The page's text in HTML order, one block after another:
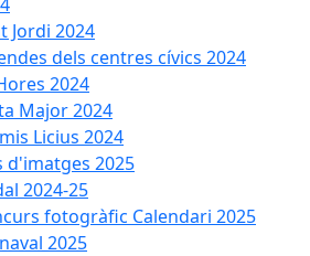
Jordi 2024
dels centres cívics 2024
2024
Major 2024
Licius 2024
d'imatges 2025
2024-25
fotogràfic Calendari 2025
2025